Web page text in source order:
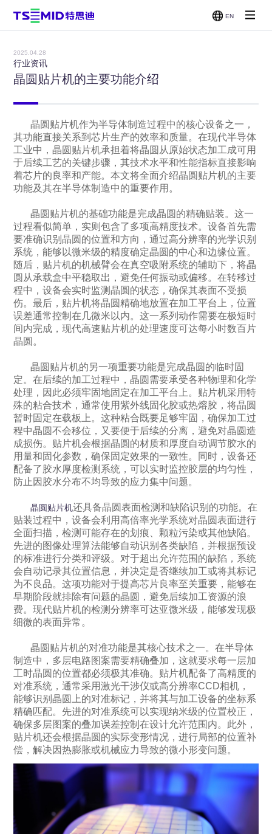
EN
贴片/刷
洗机
2025.04.28
行业资讯
晶圆贴片机的主要功能介绍
晶圆贴片机作为半导体制造过程中的核心设备之一，
其功能直接关系到芯片生产的效率和质量。在现代半导体
工业中，晶圆贴片机承担着将晶圆从原始状态加工成可用
于后续工艺的关键步骤，其技术水平和性能指标直接影响
着芯片的良率和产能。本文将全面介绍晶圆贴片机的主要
功能及其在半导体制造中的重要作用。
晶圆贴片机的基础功能是完成晶圆的精确贴装。这一
过程看似简单，实则包含了多项高精度技术。设备首先需
要准确识别晶圆的位置和方向，通过高分辨率的光学识别
系统，能够以微米级的精度确定晶圆的中心和边缘位置。
随后，贴片机的机械臂会在真空吸附系统的辅助下，将晶
圆从承载盒中平稳取出，避免任何振动或偏移。在转移过
程中，设备会实时监测晶圆的状态，确保其表面不受损
伤。最后，贴片机将晶圆精确地放置在加工平台上，位置
误差通常控制在几微米以内。这一系列动作需要在极短时
间内完成，现代高速贴片机的处理速度可达每小时数百片
晶圆。
晶圆贴片机的另一项重要功能是完成晶圆的临时固
定。在后续的加工过程中，晶圆需要承受各种物理和化学
处理，因此必须牢固地固定在加工平台上。贴片机采用特
殊的粘合技术，通常使用紫外线固化胶或热熔胶，将晶圆
暂时固定在载板上。这种粘合既要足够牢固，确保加工过
程中晶圆不会移位，又要便于后续的分离，避免对晶圆造
成损伤。贴片机会根据晶圆的材质和厚度自动调节胶水的
用量和固化参数，确保固定效果的一致性。同时，设备还
配备了胶水厚度检测系统，可以实时监控胶层的均匀性，
防止因胶水分布不均导致的应力集中问题。
晶圆贴片机还具备晶圆表面检测和缺陷识别的功能。在
贴装过程中，设备会利用高倍率光学系统对晶圆表面进行
全面扫描，检测可能存在的划痕、颗粒污染或其他缺陷。
先进的图像处理算法能够自动识别各类缺陷，并根据预设
的标准进行分类和评级。对于超出允许范围的缺陷，系统
会自动记录其位置信息，并决定是否继续加工或将其标记
为不良品。这项功能对于提高芯片良率至关重要，能够在
早期阶段就排除有问题的晶圆，避免后续加工资源的浪
费。现代贴片机的检测分辨率可达亚微米级，能够发现极
细微的表面异常。
晶圆贴片机的对准功能是其核心技术之一。在半导体
制造中，多层电路图案需要精确叠加，这就要求每一层加
工时晶圆的位置都必须极其准确。贴片机配备了高精度的
对准系统，通常采用激光干涉仪或高分辨率CCD相机，
能够识别晶圆上的对准标记，并将其与加工设备的坐标系
精确匹配。先进的对准系统可以实现纳米级的位置校正，
确保多层图案的叠加误差控制在设计允许范围内。此外，
贴片机还会根据晶圆的实际变形情况，进行局部的位置补
偿，解决因热膨胀或机械应力导致的微小形变问题。